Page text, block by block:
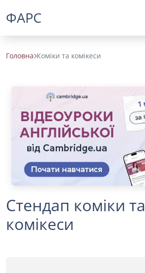
ФАРС
Головна Коміки та комікеси
Стендап коміки та
комікеси